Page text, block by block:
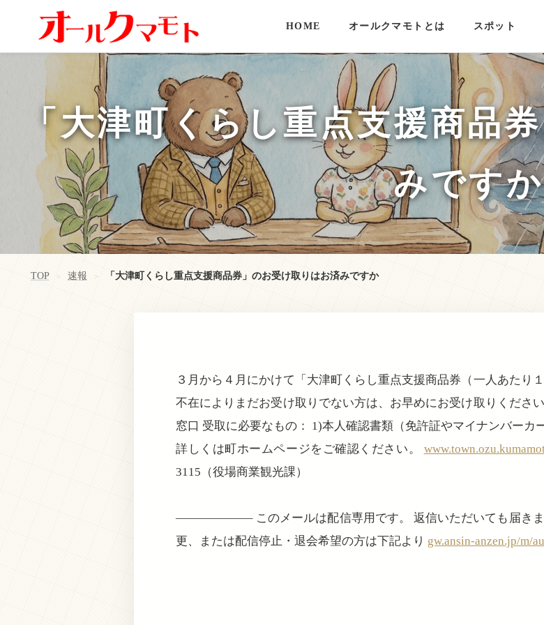
HOME オールクマモトとは スポット
「大津町くらし重点支援商品
みですか
TOP > 速報 > 「大津町くらし重点支援商品券」のお受け取りはお済みですか
３月から４月にかけて「大津町くらし重点支援商品券（一人あたり
不在によりまだお受け取りでない方は、お早めにお受け取りくだ
窓口 受取に必要なもの： 1)本人確認書類（免許証やマイナンバーカ
詳しくは町ホームページをご確認ください。
3115（役場商業観光課）
——————– このメールは配信専用です。 返信いただいても届きま
更、または配信停止・退会希望の方は下記より gw.ansin-anzen.jp/m/